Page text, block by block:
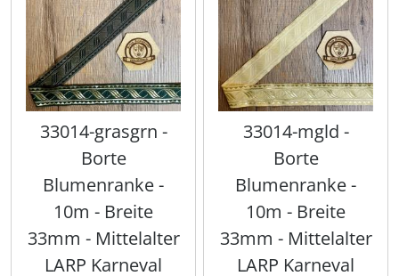
33014-grasgrn -
Borte
Blumenranke -
10m - Breite
33mm - Mittelalter
LARP Karneval
33014-mgld -
Borte
Blumenranke -
10m - Breite
33mm - Mittelalter
LARP Karneval